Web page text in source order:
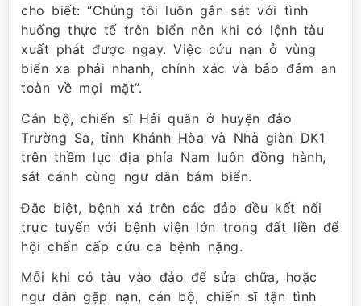
cho biết: “Chúng tôi luôn gắn sát với tình
huống thực tế trên biển nên khi có lệnh tàu
xuất phát được ngay. Việc cứu nạn ở vùng
biển xa phải nhanh, chính xác và bảo đảm an
toàn về mọi mặt”.
Cán bộ, chiến sĩ Hải quân ở huyện đảo
Trường Sa, tỉnh Khánh Hòa và Nhà giàn DK1
trên thềm lục địa phía Nam luôn đồng hành,
sát cánh cùng ngư dân bám biển.
Đặc biệt, bệnh xá trên các đảo đều kết nối
trực tuyến với bệnh viện lớn trong đất liền để
hội chẩn cấp cứu ca bệnh nặng.
Mỗi khi có tàu vào đảo để sửa chữa, hoặc
ngư dân gặp nạn, cán bộ, chiến sĩ tận tình